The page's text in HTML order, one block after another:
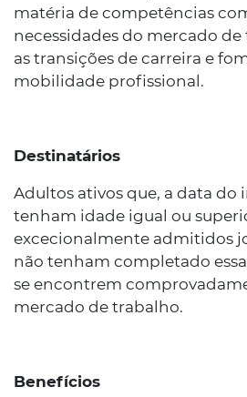
matéria de competências
necessidades do mercado
as transições de carreira e
mobilidade profissional.
Destinatários
Adultos ativos que, a data do
tenham idade igual ou
excecionalmente admitidos
não tenham completado
se encontrem
mercado de trabalho.
Benefícios